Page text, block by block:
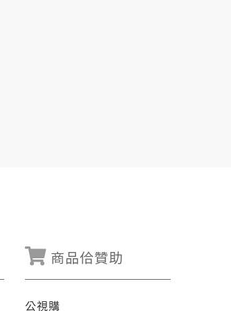
商品佮贊助
公視購